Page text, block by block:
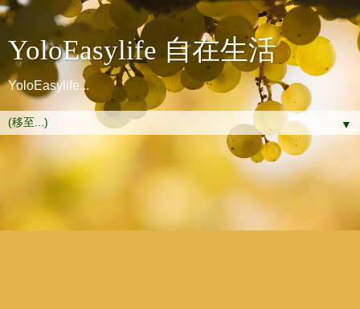
YoloEasylife 自在生活
YoloEasylife...
▼